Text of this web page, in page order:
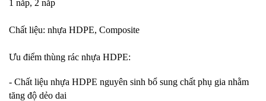
1 nắp, 2 nắp
Chất liệu: nhựa HDPE, Composite
Ưu điểm thùng rác nhựa HDPE:
- Chất liệu nhựa HDPE nguyên sinh bổ sung chất phụ gia nhằm
tăng độ dẻo dai